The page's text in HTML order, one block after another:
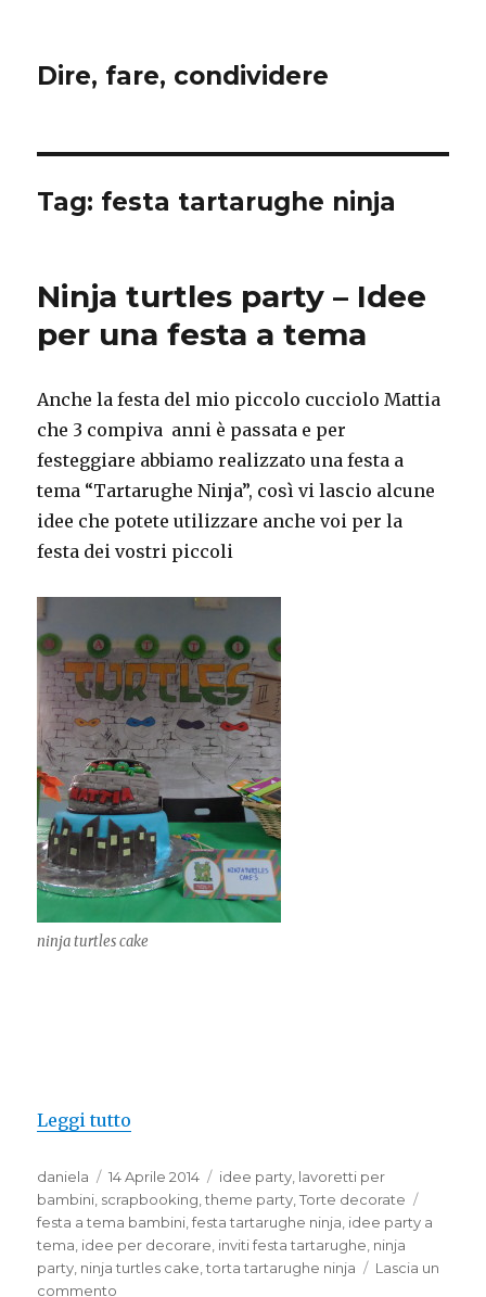
Dire, fare, condividere
Tag: festa tartarughe ninja
Ninja turtles party – Idee
per una festa a tema
Anche la festa del mio piccolo cucciolo Mattia
che 3 compiva anni è passata e per
festeggiare abbiamo realizzato una festa a
tema “Tartarughe Ninja”, così vi lascio alcune
idee che potete utilizzare anche voi per la
festa dei vostri piccoli
ninja turtles cake
Leggi tutto
Autore
daniela
Pubblicato
il
14 Aprile 2014 Categorie
idee party lavoretti per
bambini scrapbooking ,theme party ,Torte decorate
festa a tema bambini ,festa tartarughe ninja idee party a
tema idee per decorare inviti festa tartarughe ninja
party ninja turtles cake ,torta tartarughe ninja
Lascia un
commento